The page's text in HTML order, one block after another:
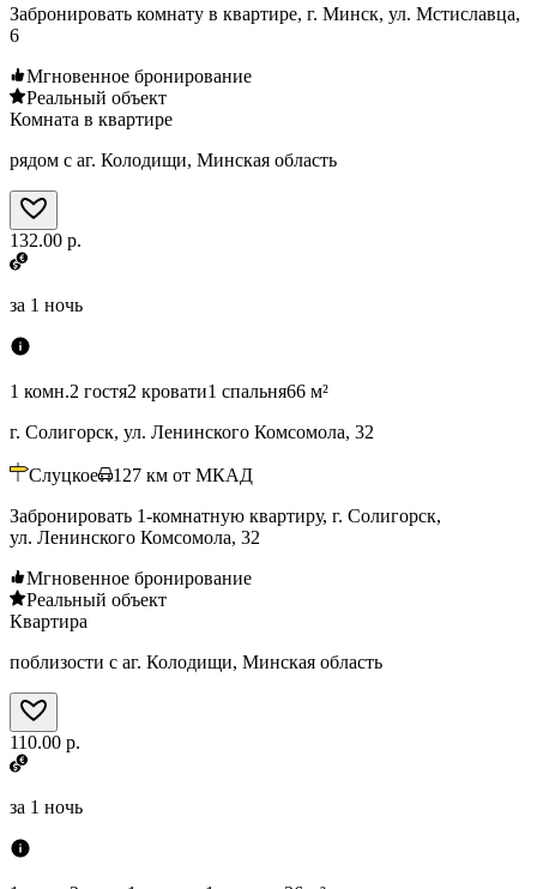
Забронировать комнату в квартире, г. Минск, ул. Мстиславца,
6
Мгновенное бронирование
Реальный объект
Комната в квартире
рядом с аг. Колодищи, Минская область
132.00 р.
за 1 ночь
1 комн.2 гостя2 кровати1 спальня66 м²
г. Солигорск, ул. Ленинского Комсомола, 32
Слуцкое 127 км от МКАД
Забронировать 1-комнатную квартиру, г. Солигорск,
ул. Ленинского Комсомола, 32
Мгновенное бронирование
Реальный объект
Квартира
поблизости с аг. Колодищи, Минская область
110.00 р.
за 1 ночь